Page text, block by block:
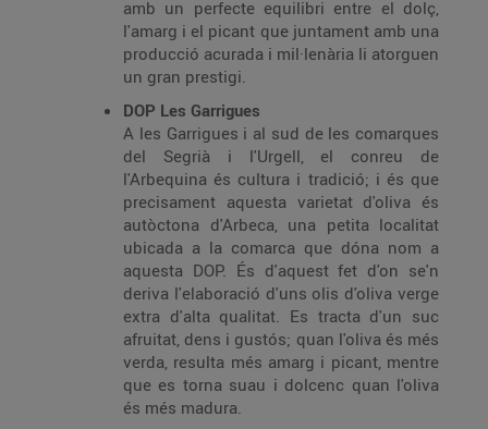
amb un perfecte equilibri entre el dolç,
l'amarg i el picant que juntament amb una
producció acurada i mil·lenària li atorguen
un gran prestigi.
DOP Les Garrigues
A les Garrigues i al sud de les comarques
del Segrià i l'Urgell, el conreu de
l'Arbequina és cultura i tradició; i és que
precisament aquesta varietat d'oliva és
autòctona d'Arbeca, una petita localitat
ubicada a la comarca que dóna nom a
aquesta DOP. És d'aquest fet d'on se'n
deriva l'elaboració d'uns olis d'oliva verge
extra d'alta qualitat. Es tracta d'un suc
afruitat, dens i gustós; quan l'oliva és més
verda, resulta més amarg i picant, mentre
que es torna suau i dolcenc quan l'oliva
és més madura.